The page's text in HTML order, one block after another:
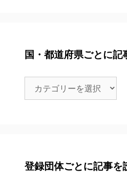
国・都道府県ごとに記
に
登録団体ごとに記事を